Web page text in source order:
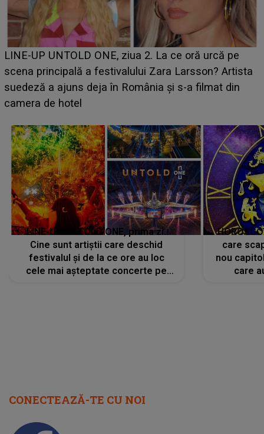
Ce a dezvăluit noua concurentă din "Casa Iubirii" l-a
luat prin surprindere pe Emanuel. CINE ESTE
BĂIATUL VIZAT de Alexandra?! Aflându-se în fața
faptului împlinit, A RECUNOSCUT IMEDIAT: "Am
LINE-UP UNTOLD ONE, prima zi.
Cine sunt artiștii care deschid
festivalul și de la ce ore au loc
cele mai așteptate concerte pe
care
nou
care
CONECTEAZĂ-TE CU NOI